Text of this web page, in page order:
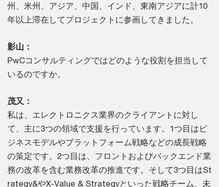
州、米州、アジア、中国、インド、東南アジアに計10
年以上滞在してプロジェクトに参画してきました。
影山：
PwCコンサルティングではどのような役割を担当して
いるのですか。
茂又：
私は、エレクトロニクス業界のクライアントに対し
て、主に3つの領域で支援を行っています。1つ目はビ
ジネスモデルやプラットフォーム戦略などの成長戦略
の策定です。2つ目は、フロントおよびバックエンド業
務の改革を含む業務改革の推進です。そして3つ目はSt
rategy&やX-Value & Strategyといった戦略チーム、未